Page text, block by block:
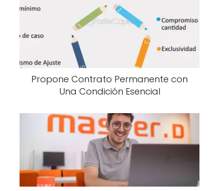
Propone Contrato Permanente con
Una Condición Esencial